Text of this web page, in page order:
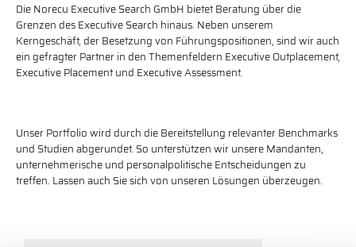
Die Norecu Executive Search GmbH bietet Beratung über die
Grenzen des Executive Search hinaus. Neben unserem
Kerngeschäft, der Besetzung von Führungspositionen, sind wir auch
ein gefragter Partner in den Themenfeldern Executive Outplacement,
Executive Placement und Executive Assessment.
Unser Portfolio wird durch die Bereitstellung relevanter Benchmarks
und Studien abgerundet. So unterstützen wir unsere Mandanten,
unternehmerische und personalpolitische Entscheidungen zu
treffen. Lassen auch Sie sich von unseren Lösungen überzeugen.